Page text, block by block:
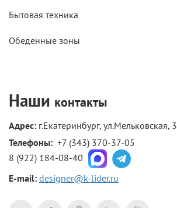
Бытовая техника
Обеденные зоны
Наши контакты
Адрес: г.Екатеринбург, ул.Мельковская, 3
Телефоны: +7 (343) 370-37-05
8 (922) 184-08-40
E-mail: designer@k-lider.ru